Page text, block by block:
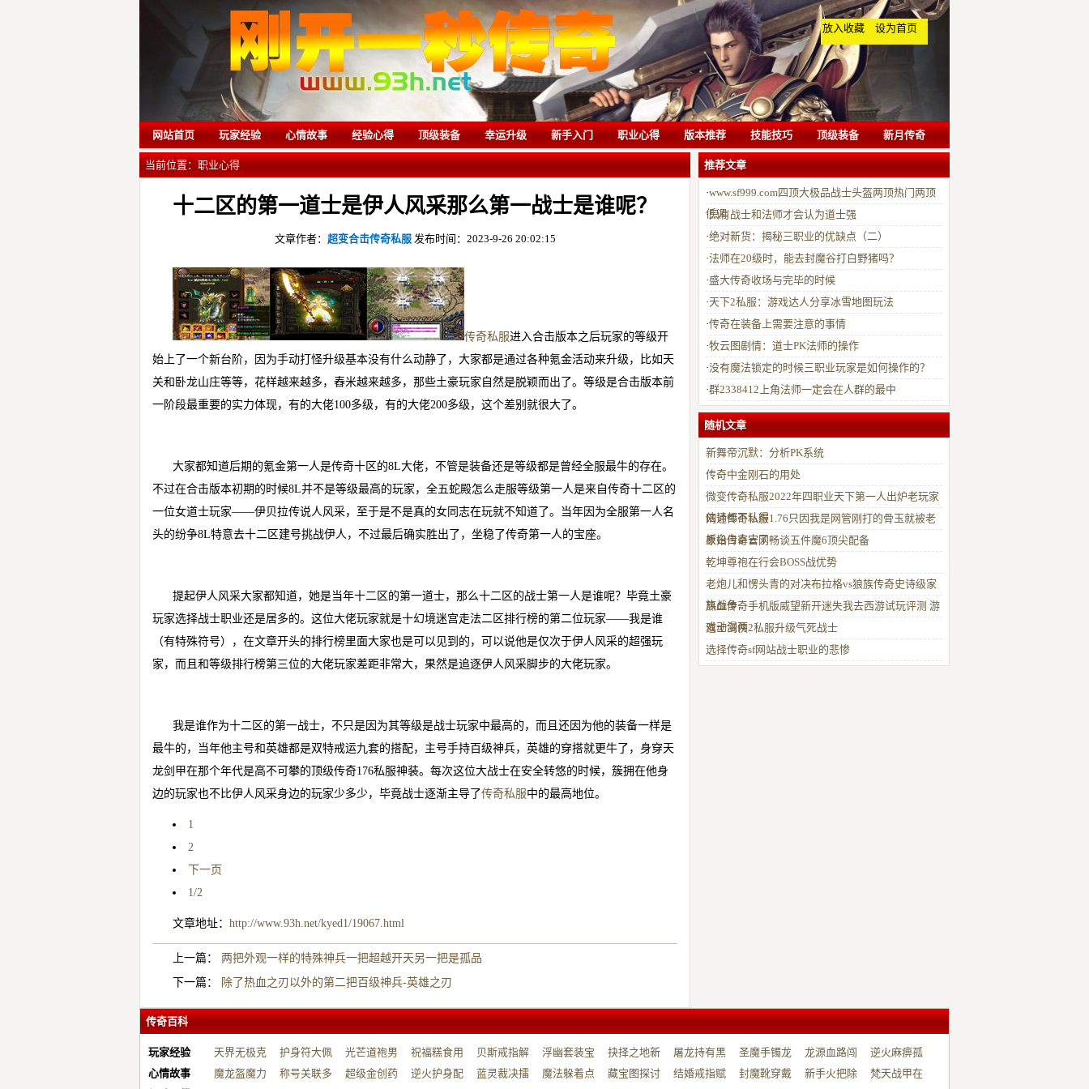
放入收藏 设为首页
网站首页 玩家经验 心情故事 经验心得 顶级装备 幸运升级 新手入门 职业心得 版本推荐 技能技巧 顶级装备 新月传奇
当前位置： 职业心得
十二区的第一道士是伊人风采那么第一战士是谁呢？
文章作者： 超变合击传奇私服 发布时间：2023-9-26 20:02:15
传奇私服进入合击版本之后玩家的等级开
始上了一个新台阶，因为手动打怪升级基本没有什么动静了，大家都是通过各种氪金活动来升级，比如天
关和卧龙山庄等等，花样越来越多，舂米越来越多，那些土豪玩家自然是脱颖而出了。等级是合击版本前
一阶段最重要的实力体现，有的大佬100多级，有的大佬200多级，这个差别就很大了。
大家都知道后期的氪金第一人是传奇十区的8L大佬，不管是装备还是等级都是曾经全服最牛的存在。
不过在合击版本初期的时候8L并不是等级最高的玩家，全五蛇殿怎么走服等级第一人是来自传奇十二区的
一位女道士玩家——伊贝拉传说人风采，至于是不是真的女同志在玩就不知道了。当年因为全服第一人名
头的纷争8L特意去十二区建号挑战伊人，不过最后确实胜出了，坐稳了传奇第一人的宝座。
提起伊人风采大家都知道，她是当年十二区的第一道士，那么十二区的战士第一人是谁呢？毕竟土豪
玩家选择战士职业还是居多的。这位大佬玩家就是十幻境迷宫走法二区排行榜的第二位玩家——我是谁
（有特殊符号），在文章开头的排行榜里面大家也是可以见到的，可以说他是仅次于伊人风采的超强玩
家，而且和等级排行榜第三位的大佬玩家差距非常大，果然是追逐伊人风采脚步的大佬玩家。
我是谁作为十二区的第一战士，不只是因为其等级是战士玩家中最高的，而且还因为他的装备一样是
最牛的，当年他主号和英雄都是双特戒运九套的搭配，主号手持百级神兵，英雄的穿搭就更牛了，身穿天
龙剑甲在那个年代是高不可攀的顶级传奇176私服神装。每次这位大战士在安全转悠的时候，簇拥在他身
边的玩家也不比伊人风采身边的玩家少多少，毕竟战士逐渐主导了传奇私服中的最高地位。
1
2
下一页
1/2
文章地址： http://www.93h.net/kyed1/19067.html
上一篇： 两把外观一样的特殊神兵一把超越开天另一把是孤品
下一篇：
除了热血之刃以外的第二把百级神兵-英雄之刃
推荐文章
·www.sf999.com四顶大极品战士头盔两顶热门两顶
低调
·只有战士和法师才会认为道士强
·绝对新货：揭秘三职业的优缺点（二）
·法师在20级时，能去封魔谷打白野猪吗？
·盛大传奇收场与完毕的时候
·天下2私服：游戏达人分享冰雪地图玩法
·传奇在装备上需要注意的事情
·牧云图剧情：道士PK法师的操作
·没有魔法锁定的时候三职业玩家是如何操作的？
·群2338412上角法师一定会在人群的最中
随机文章
新舞帝沉默：分析PK系统
传奇中金刚石的用处
微变传奇私服2022年四职业天下第一人出炉老玩家
估计都不认得
网通传奇私服1.76只因我是网管刚打的骨玉就被老
板白白拿去了
原始传奇官网畅谈五件魔6顶尖配备
乾坤尊袍在行会BOSS战优势
老炮儿和愣头青的对决布拉格vs狼族传奇史诗级家
族战争
热血传奇手机版威望新开迷失我去西游试玩评测 游
戏动漫两
道士剑侠2私服升级气死战士
选择传奇sf网站战士职业的悲惨
传奇百科
玩家经验
天界无极克
制…
护身符大佩
戴…
光芒道袍男
战…
祝福糕食用
帮…
贝斯戒指解
开…
浮幽套装宝
箱…
抉择之地新
服…
屠龙持有黑
暗…
圣魔手镯龙
影…
龙源血路闯
荡…
逆火麻痹孤
零…
心情故事
魔龙盔魔力
称号关联多
超级金创药
逆火护身配
蓝灵裁决擂
魔法躲着点
藏宝图探讨
结婚戒指赋
封魔靴穿戴
新手火把除
梵天战甲在